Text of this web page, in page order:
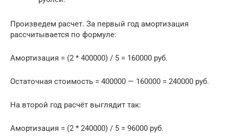
Произведем расчет. За первый год амортизация
рассчитывается по формуле:
Амортизация = (2 * 400000) / 5 = 160000 руб.
Остаточная стоимость = 400000 — 160000 = 240000 руб.
На второй год расчёт выглядит так:
Амортизация = (2 * 240000) / 5 = 96000 руб.